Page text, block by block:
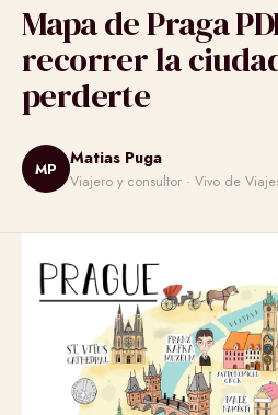
Mapa de Praga
recorrer la
perderte
MP
Matias Puga
Viajero y consultor · Vivo de